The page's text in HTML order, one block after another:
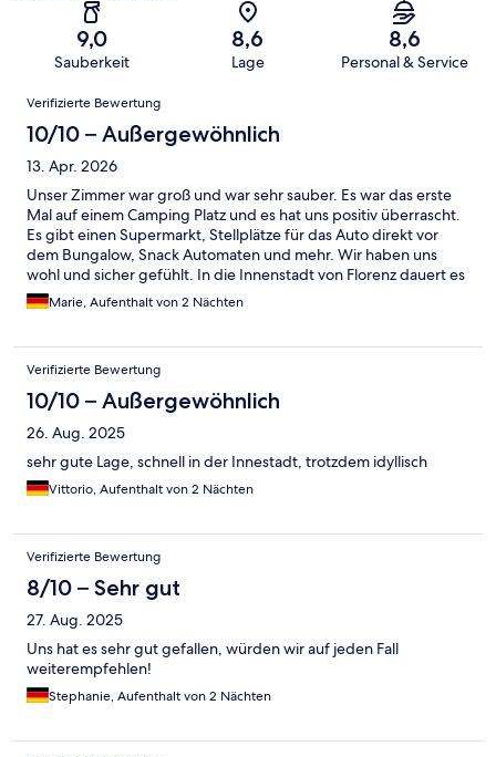
9,0
Sauberkeit
8,6
Lage
8,6
Personal & Service
Bewertungen
Verifizierte Bewertung
10/10 – Außergewöhnlich
13. Apr. 2026
Unser Zimmer war groß und war sehr sauber. Es war das erste
Mal auf einem Camping Platz und es hat uns positiv überrascht.
Es gibt einen Supermarkt, Stellplätze für das Auto direkt vor
dem Bungalow, Snack Automaten und mehr. Wir haben uns
wohl und sicher gefühlt. In die Innenstadt von Florenz dauert es
mit dem Bus schon etwas länger ca. 30 Minuten, aber ist auch in
Ordnung.
Marie, Aufenthalt von 2 Nächten
Verifizierte Bewertung
10/10 – Außergewöhnlich
26. Aug. 2025
sehr gute Lage, schnell in der Innestadt, trotzdem idyllisch
Vittorio, Aufenthalt von 2 Nächten
Verifizierte Bewertung
8/10 – Sehr gut
27. Aug. 2025
Uns hat es sehr gut gefallen, würden wir auf jeden Fall
weiterempfehlen!
Stephanie, Aufenthalt von 2 Nächten